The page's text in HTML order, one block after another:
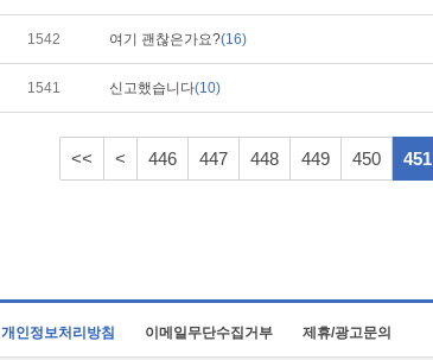
1542 여기 괜찮은가요?(16)
1541 신고했습니다(10)
<< < 446 447 448 449 450 451
개인정보처리방침 이메일무단수집거부 제휴/광고문의